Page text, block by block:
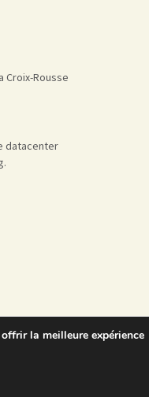
Croix-Rousse
datacenter
la meilleure expérience